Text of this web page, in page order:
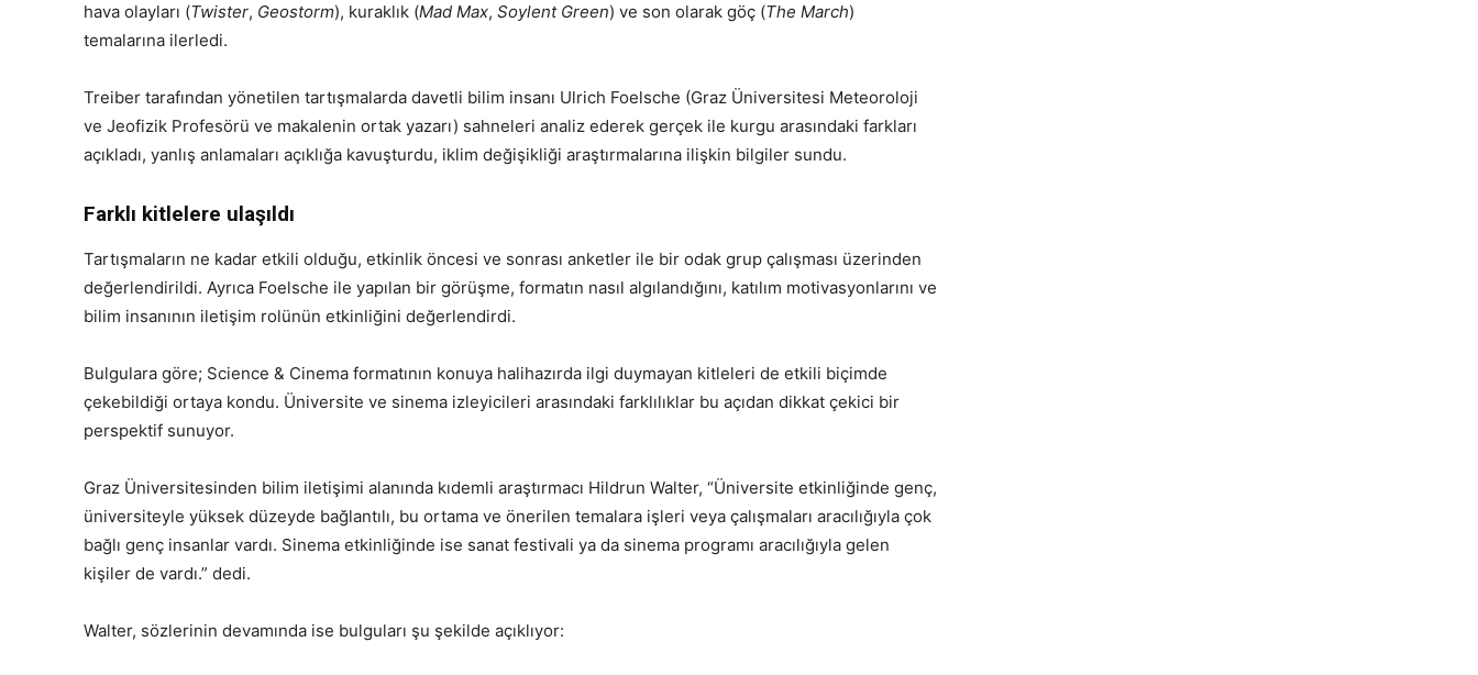
hava olayları (Twister, Geostorm), kuraklık (Mad Max, Soylent Green) ve son olarak göç (The March)
temalarına ilerledi.
Treiber tarafından yönetilen tartışmalarda davetli bilim insanı Ulrich Foelsche (Graz Üniversitesi Meteoroloji
ve Jeofizik Profesörü ve makalenin ortak yazarı) sahneleri analiz ederek gerçek ile kurgu arasındaki farkları
açıkladı, yanlış anlamaları açıklığa kavuşturdu, iklim değişikliği araştırmalarına ilişkin bilgiler sundu.
Farklı kitlelere ulaşıldı
Tartışmaların ne kadar etkili olduğu, etkinlik öncesi ve sonrası anketler ile bir odak grup çalışması üzerinden
değerlendirildi. Ayrıca Foelsche ile yapılan bir görüşme, formatın nasıl algılandığını, katılım motivasyonlarını ve
bilim insanının iletişim rolünün etkinliğini değerlendirdi.
Bulgulara göre; Science & Cinema formatının konuya halihazırda ilgi duymayan kitleleri de etkili biçimde
çekebildiği ortaya kondu. Üniversite ve sinema izleyicileri arasındaki farklılıklar bu açıdan dikkat çekici bir
perspektif sunuyor.
Graz Üniversitesinden bilim iletişimi alanında kıdemli araştırmacı Hildrun Walter, “Üniversite etkinliğinde genç,
üniversiteyle yüksek düzeyde bağlantılı, bu ortama ve önerilen temalara işleri veya çalışmaları aracılığıyla çok
bağlı genç insanlar vardı. Sinema etkinliğinde ise sanat festivali ya da sinema programı aracılığıyla gelen
kişiler de vardı.” dedi.
Walter, sözlerinin devamında ise bulguları şu şekilde açıklıyor: